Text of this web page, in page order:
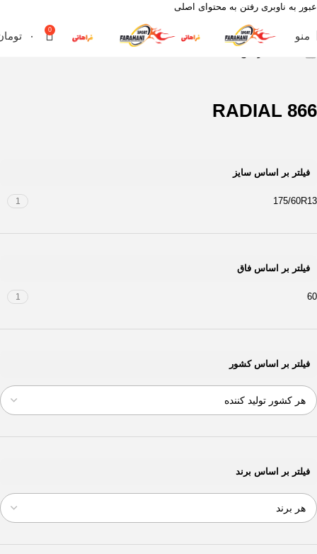
عبور به ناوبری رفتن به محتوای اصلی
منو 0 ۰
RADIAL 866
فیلتر بر اساس سایز
175/60R13
1
فیلتر بر اساس فاق
60
1
فیلتر بر اساس کشور
فیلتر بر اساس برند